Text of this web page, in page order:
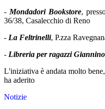
- Mondadori Bookstore,
36/38, Casalecchio di Reno
- La Feltrinelli, P.zza
- Libreria per ragazzi
L'iniziativa è andata molto
ha aderito
Notizie